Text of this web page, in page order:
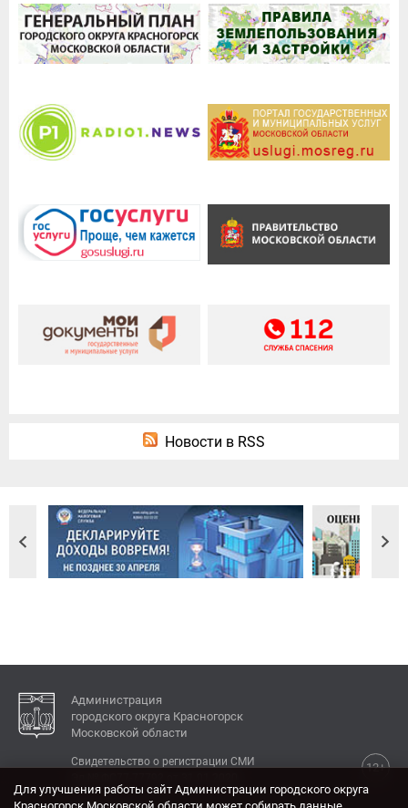
Новости в RSS
Администрация
городского округа Красногорск
Московской области
12+
Свидетельство о регистрации СМИ
Для улучшения работы сайт Администрации городского округа